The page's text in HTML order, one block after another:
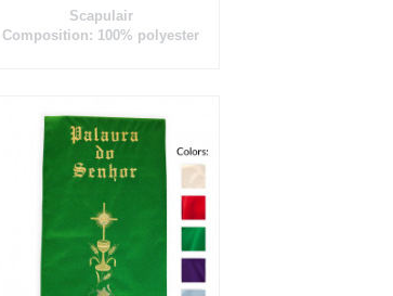
Scapulair
Composition: 100% polyester